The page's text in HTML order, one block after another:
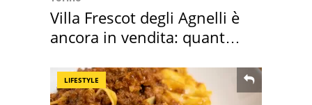
Villa Frescot degli Agnelli è
ancora in vendita: quanto
LIFESTYLE